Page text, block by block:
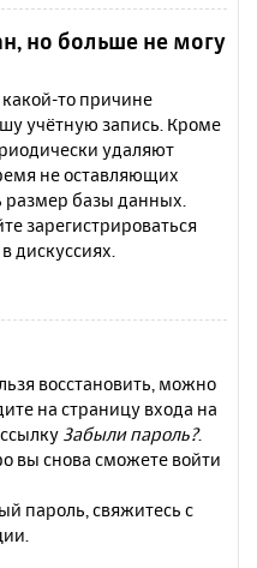
но больше не могу
то причине
учётную запись. Кроме
удаляют
не оставляющих
базы данных.
зарегистрироваться
дискуссиях.
восстановить, можно
на страницу входа на
Забыли пароль?.
вы снова сможете войти
пароль, свяжитесь с